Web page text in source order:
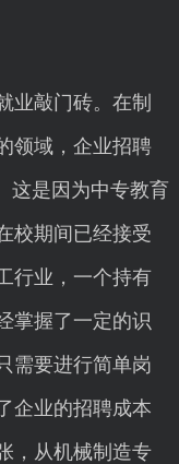
敲门砖。在制
领域，企业招聘
这是因为中专教育
校期间已经接受
行业，一个持有
掌握了一定的识
需要进行简单岗
企业的招聘成本
，从机械制造专